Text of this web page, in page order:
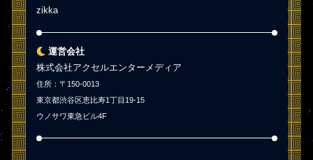
zikka
運営会社
株式会社アクセルエンターメディア
住所：〒150-0013
東京都渋谷区恵比寿1丁目19-15
ウノサワ東急ビル4F